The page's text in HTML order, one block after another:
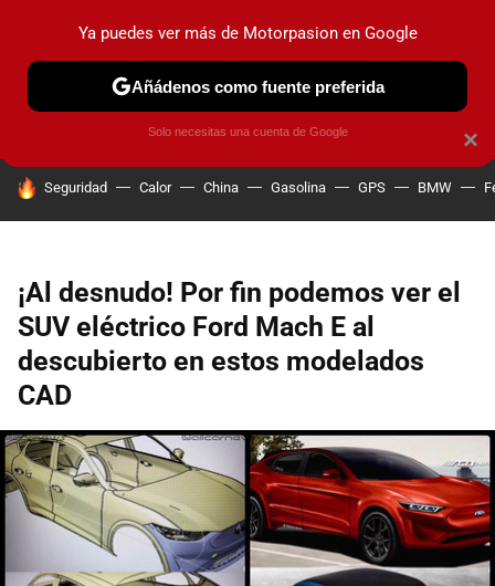
PRUEBAS COCHES ELÉCTRICOS OBSERVATORIO
HOY SE HABLA DE
Seguridad Calor China Gasolina GPS BMW
¡Al desnudo! Por fin podemos ver el
SUV eléctrico Ford Mach E al
descubierto en estos modelados
CAD
×
Ya puedes ver más de Motorpasion en Google
Añádenos como fuente preferida
Solo necesitas una cuenta de Google